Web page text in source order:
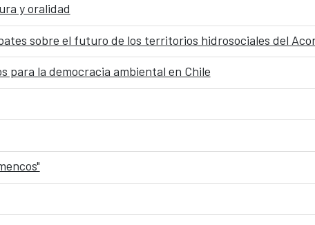
y oralidad
sobre el futuro de los territorios hidrosociales del
para la democracia ambiental en Chile